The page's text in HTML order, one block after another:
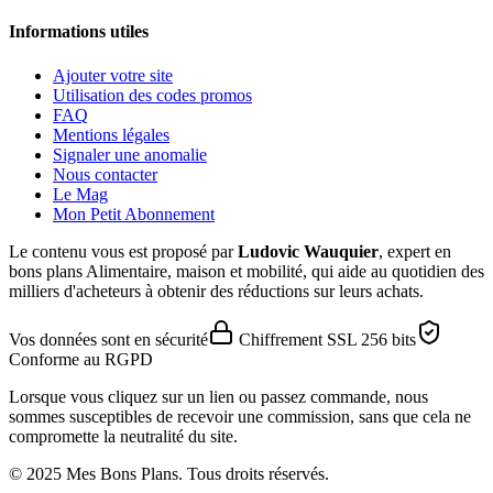
Informations utiles
Ajouter votre site
Utilisation des codes promos
FAQ
Mentions légales
Signaler une anomalie
Nous contacter
Le Mag
Mon Petit Abonnement
Le contenu vous est proposé parLudovic Wauquier, expert en
bons plans Alimentaire, maison et mobilité, qui aide au quotidien des
milliers d'acheteurs à obtenir des réductions sur leurs achats.
Vos données sont en sécurité
Chiffrement SSL 256 bits
Conforme au RGPD
Lorsque vous cliquez sur un lien ou passez commande, nous
sommes susceptibles de recevoir une commission, sans que cela ne
compromette la neutralité du site.
© 2025 Mes Bons Plans. Tous droits réservés.